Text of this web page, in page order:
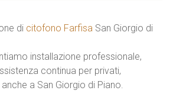
di citofono Farfisa San Giorgio di
installazione professionale,
continua per privati,
a San Giorgio di Piano.